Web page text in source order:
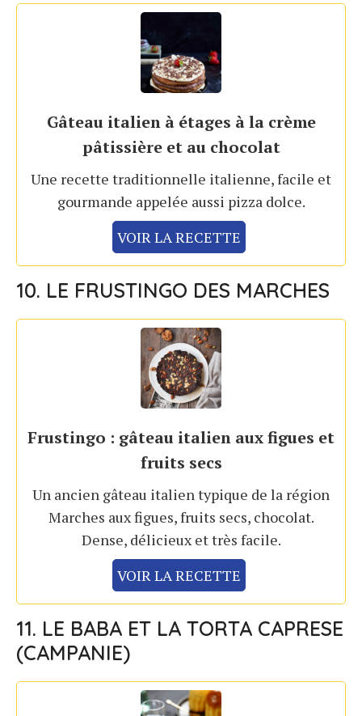
Gâteau italien à étages à la crème
pâtissière et au chocolat
Une recette traditionnelle italienne, facile et
gourmande appelée aussi pizza dolce.
VOIR LA RECETTE
10. LE FRUSTINGO DES MARCHES
Frustingo : gâteau italien aux figues et
fruits secs
Un ancien gâteau italien typique de la région
Marches aux figues, fruits secs, chocolat.
Dense, délicieux et très facile.
VOIR LA RECETTE
11. LE BABA ET LA TORTA CAPRESE
(CAMPANIE)